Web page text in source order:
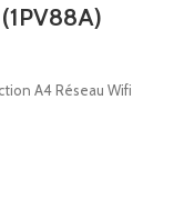
A4 Réseau Wifi